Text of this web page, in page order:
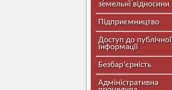
земельні відносини
Підприємництво
Доступ до публічної
інформації
Безбар’єрність
Адміністративна